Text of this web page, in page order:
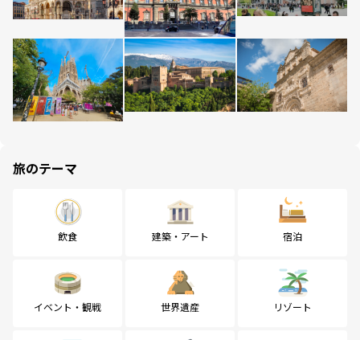
旅のテーマ
飲食 建築・アート 宿泊
イベント・観戦 世界遺産 リゾート